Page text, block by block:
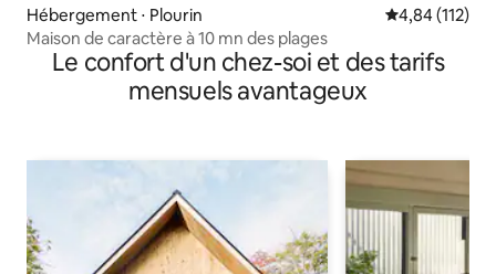
Hébergement ⋅ Plourin Évaluation
4,84 (112)
Maison de caractère à 10 mn des plages
Le confort d'un chez-soi et des tarifs
mensuels avantageux